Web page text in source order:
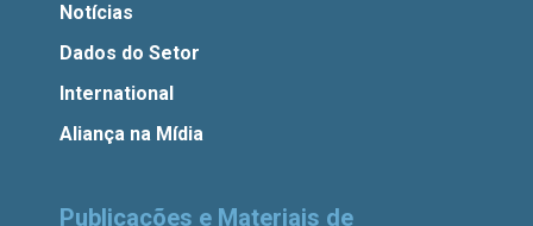
Notícias
Dados do Setor
International
Aliança na Mídia
Publicações e Materiais de